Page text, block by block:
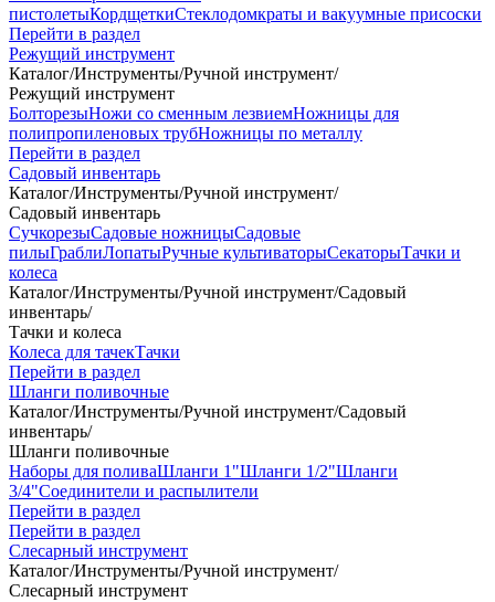
пистолетыКордщеткиСтеклодомкраты и вакуумные присоски
Перейти в раздел
Режущий инструмент
Каталог/Инструменты/Ручной инструмент/
Режущий инструмент
БолторезыНожи со сменным лезвиемНожницы для
полипропиленовых трубНожницы по металлу
Перейти в раздел
Садовый инвентарь
Каталог/Инструменты/Ручной инструмент/
Садовый инвентарь
СучкорезыСадовые ножницыСадовые
пилыГраблиЛопатыРучные культиваторыСекаторыТачки и
колеса
Каталог/Инструменты/Ручной инструмент/Садовый
инвентарь/
Тачки и колеса
Колеса для тачекТачки
Перейти в раздел
Шланги поливочные
Каталог/Инструменты/Ручной инструмент/Садовый
инвентарь/
Шланги поливочные
Наборы для поливаШланги 1"Шланги 1/2"Шланги
3/4"Соединители и распылители
Перейти в раздел
Перейти в раздел
Слесарный инструмент
Каталог/Инструменты/Ручной инструмент/
Слесарный инструмент